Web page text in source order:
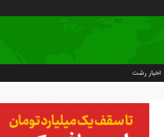
اخبار رشت